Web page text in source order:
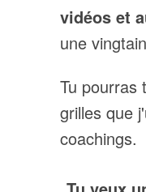
vidéos et
une
Tu pourras
grilles que
coachings.